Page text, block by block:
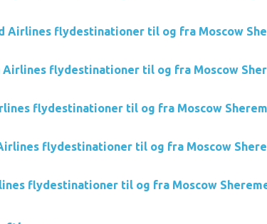
Airlines flydestinationer til og fra Moscow
Airlines flydestinationer til og fra Moscow
flydestinationer til og fra Moscow
flydestinationer til og fra Moscow
flydestinationer til og fra Moscow